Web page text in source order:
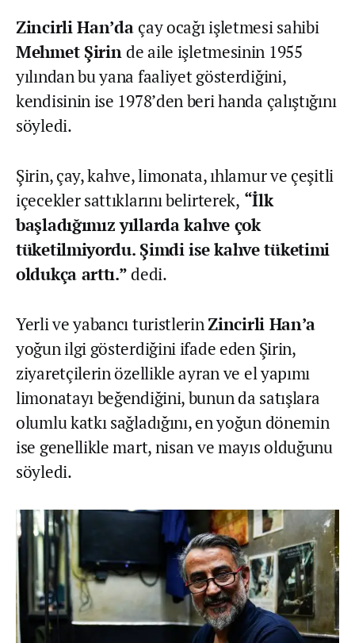
Zincirli Han’daçay ocağı işletmesi sahibi
Mehmet Şirinde aile işletmesinin 1955
yılından bu yana faaliyet gösterdiğini,
kendisinin ise 1978’den beri handa çalıştığını
söyledi.
Şirin, çay, kahve, limonata, ıhlamur ve çeşitli
içecekler sattıklarını belirterek, “İlk
başladığımız yıllarda kahve çok
tüketilmiyordu. Şimdi ise kahve tüketimi
oldukça arttı.”dedi.
Yerli ve yabancı turistlerinZincirli Han’a
yoğun ilgi gösterdiğini ifade eden Şirin,
ziyaretçilerin özellikle ayran ve el yapımı
limonatayı beğendiğini, bunun da satışlara
olumlu katkı sağladığını, en yoğun dönemin
ise genellikle mart, nisan ve mayıs olduğunu
söyledi.